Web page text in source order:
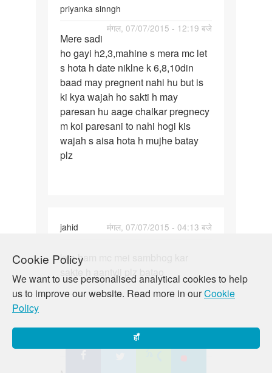
Cookie Policy
We want to use personalised analytical cookies to help
us to improve our website. Read more in ourCookie
Policy
हाँ
priyanka sinngh
मंगल, 07/07/2015 - 12:19 बजे
Mere
sadi
ho
gayi
h2,3,mahine
Mere sadi
ho gayi h2,3,mahine s mera mc let
s hota h date niklne k 6,8,10din
baad may pregnent nahi hu but is
ki kya wajah ho sakti h may
paresan hu aage chalkar pregnecy
m koi paresani to nahi hogi kis
wajah s aisa hota h mujhe batay
plz
jahid
मंगल, 07/07/2015 - 04:13 बजे
kya
kar
kya ham mc mei sambhog kar
sakte h aantyji plz batao
मंगल, 07/07/2015 - 05:13 बजे